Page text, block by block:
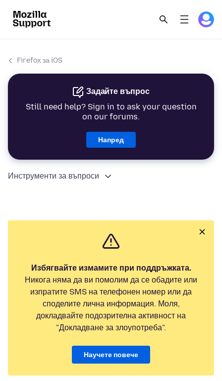
Firefox за iOS
Задайте въпрос
Still need help? Sign in to ask your question
on our forums.
Напред
Инструменти за въпроси
Избягвайте измамите при поддръжката.
Никога няма да ви помолим да се обадите или
изпратите SMS на телефонен номер или да
споделите лична информация. Моля,
докладвайте подозрителна активност на
"Докладване за злоупотреба".
Научете повече